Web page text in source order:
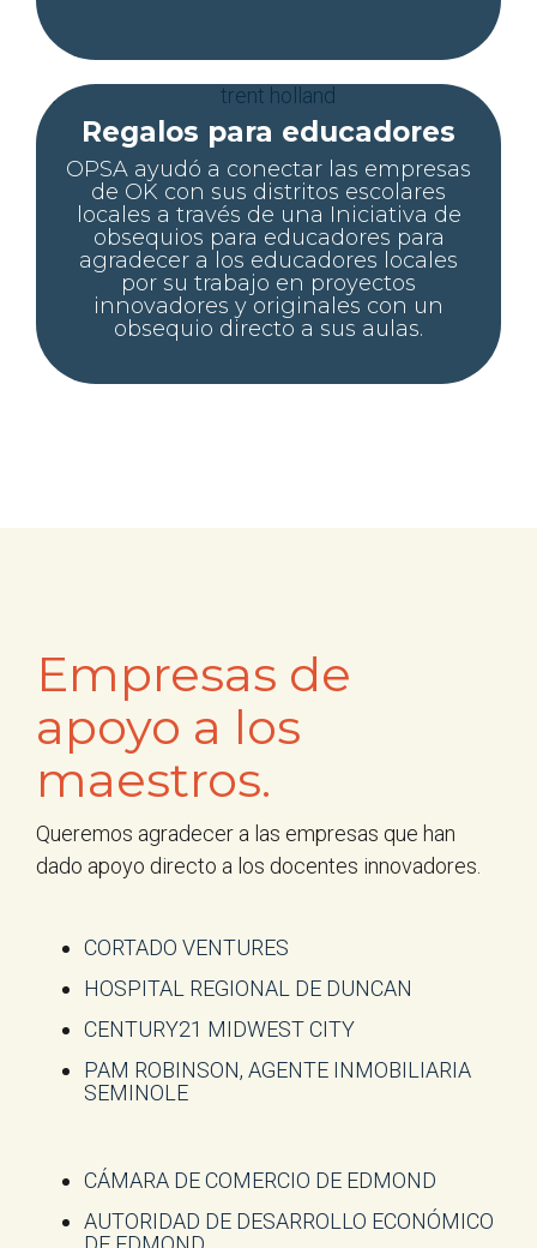
Regalos para educadores
OPSA ayudó a conectar las empresas
de OK con sus distritos escolares
locales a través de una Iniciativa de
obsequios para educadores para
agradecer a los educadores locales
por su trabajo en proyectos
innovadores y originales con un
obsequio directo a sus aulas.
Empresas de
apoyo a los
maestros.
Queremos agradecer a las empresas que han
dado apoyo directo a los docentes innovadores.
CORTADO VENTURES
HOSPITAL REGIONAL DE DUNCAN
CENTURY21 MIDWEST CITY
PAM ROBINSON, AGENTE INMOBILIARIA
SEMINOLE
CÁMARA DE COMERCIO DE EDMOND
AUTORIDAD DE DESARROLLO ECONÓMICO